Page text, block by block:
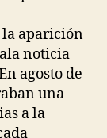
la aparición
noticia
agosto de
una
a la